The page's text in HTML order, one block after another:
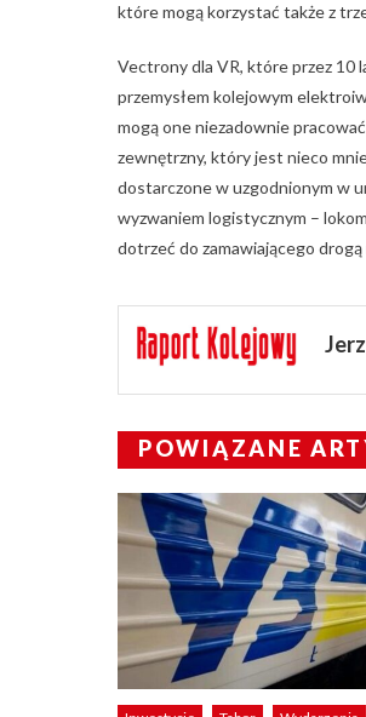
które mogą korzystać także z
Vectrony dla VR, które przez 10
przemysłem kolejowym
mogą one niezadownie
zewnętrzny, który jest nieco
dostarczone w uzgodnionym w
wyzwaniem logistycznym –
dotrzeć do zamawiającego drogą
POWIĄZANE